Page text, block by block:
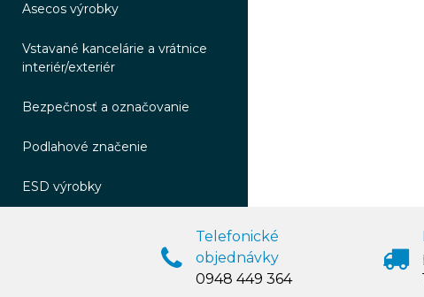
Asecos výrobky
Vstavané kancelárie a vrátnice
interiér/exteriér
Bezpečnosť a označovanie
Podlahové značenie
ESD výrobky
Telefonické
objednávky
0948 449 364